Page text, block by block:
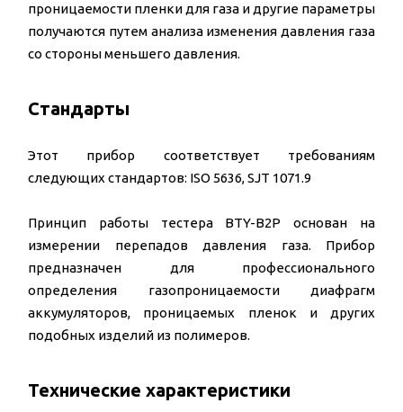
проницаемости пленки для газа и другие параметры
получаются путем анализа изменения давления газа
со стороны меньшего давления.
Стандарты
Этот прибор соответствует требованиям
следующих стандартов: ISO 5636, SJT 1071.9
Принцип работы тестера BTY-B2P основан на
измерении перепадов давления газа. Прибор
предназначен для профессионального
определения газопроницаемости диафрагм
аккумуляторов, проницаемых пленок и других
подобных изделий из полимеров.
Технические характеристики